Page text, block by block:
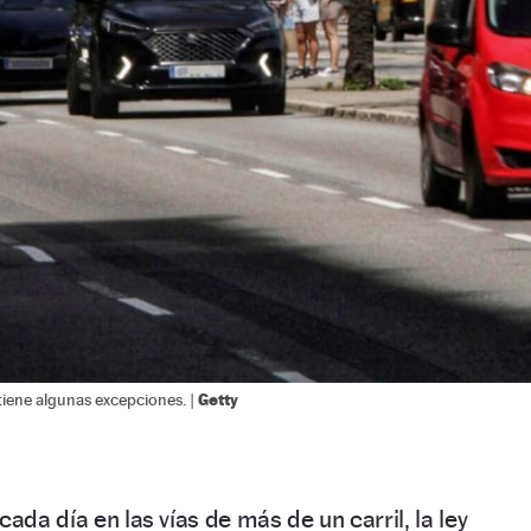
algunas excepciones. | Getty
día en las vías de más de un carril, la ley